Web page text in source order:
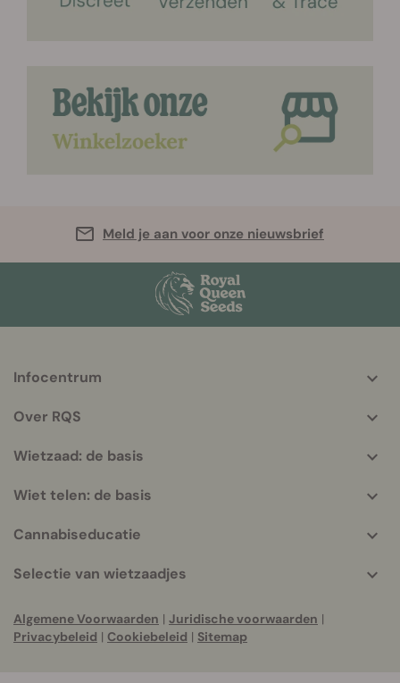
Meld je aan voor onze nieuwsbrief
More
info
Infocentrum
Over RQS
Wietzaad: de basis
Wiet telen: de basis
Cannabiseducatie
Selectie van wietzaadjes
Algemene Voorwaarden | Juridische voorwaarden |
Privacybeleid | Cookiebeleid | Sitemap